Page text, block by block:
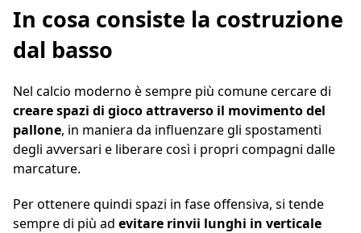
In cosa consiste la costruzione
dal basso
Nel calcio moderno è sempre più comune cercare di
creare spazi di gioco attraverso il movimento del
pallone, in maniera da influenzare gli spostamenti
degli avversari e liberare così i propri compagni dalle
marcature.
Per ottenere quindi spazi in fase offensiva, si tende
sempre di più ad evitare rinvii lunghi in verticale